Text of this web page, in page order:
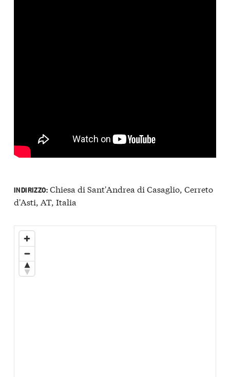
INDIRIZZO:Chiesa di Sant'Andrea di Casaglio, Cerreto
d'Asti, AT, Italia